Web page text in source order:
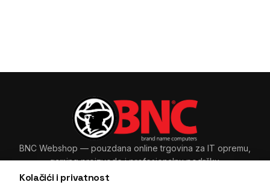
Kolačići i privatnost
BNC Webshop — pouzdana online trgovina za IT opremu,
gaming proizvode i profesionalnu podršku.